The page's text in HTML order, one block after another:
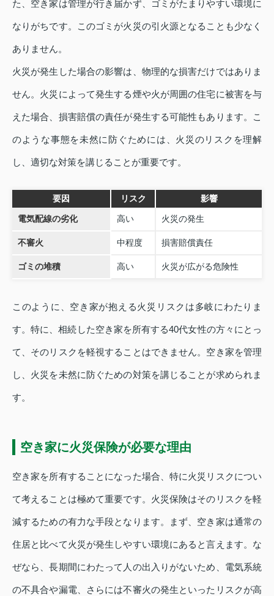
た、空き家は管理が行き届かず、ゴミがたまりやすい環境に
なりがちです。このゴミが火災の引火源となることも少なく
ありません。
火災が発生した場合の影響は、物理的な損害だけではありま
せん。火災によって発生する煙や火が周囲の住宅に被害を与
えた場合、損害賠償の責任が発生する可能性もあります。こ
のような事態を未然に防ぐためには、火災のリスクを理解
し、適切な対策を講じることが重要です。
要因 リスク 影響
電気配線の劣化 高い 火災の発生
不審火 中程度 損害賠償責任
ゴミの堆積 高い 火災が広がる危険性
このように、空き家が抱える火災リスクは多岐にわたりま
す。特に、相続した空き家を所有する40代女性の方々にとっ
て、そのリスクを軽視することはできません。空き家を管理
し、火災を未然に防ぐための対策を講じることが求められま
す。
空き家に火災保険が必要な理由
空き家を所有することになった場合、特に火災リスクについ
て考えることは極めて重要です。火災保険はそのリスクを軽
減するための有力な手段となります。まず、空き家は通常の
住居と比べて火災が発生しやすい環境にあると言えます。な
ぜなら、長期間にわたって人の出入りがないため、電気系統
の不具合や漏電、さらには不審火の発生といったリスクが高